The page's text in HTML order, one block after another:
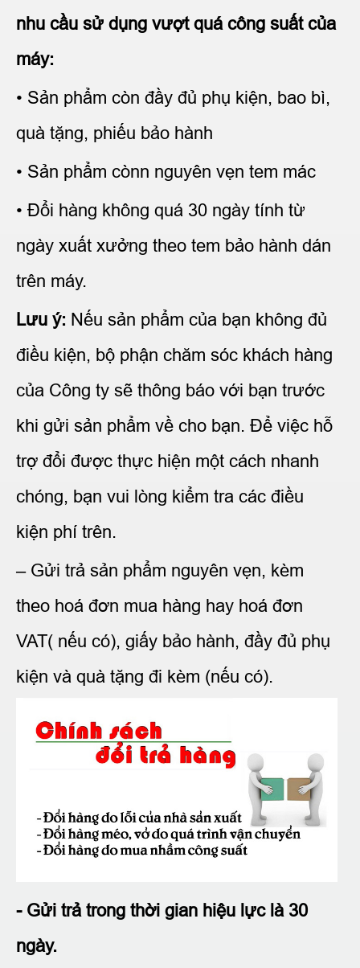
nhu cầu sử dụng vượt quá công suất của
máy:
• Sản phẩm còn đầy đủ phụ kiện, bao bì,
quà tặng, phiếu bảo hành
• Sản phẩm cònn nguyên vẹn tem mác
• Đổi hàng không quá 30 ngày tính từ
ngày xuất xưởng theo tem bảo hành dán
trên máy.
Lưu ý: Nếu sản phẩm của bạn không đủ
điều kiện, bộ phận chăm sóc khách hàng
của Công ty sẽ thông báo với bạn trước
khi gửi sản phẩm về cho bạn. Để việc hỗ
trợ đổi được thực hiện một cách nhanh
chóng, bạn vui lòng kiểm tra các điều
kiện phí trên.
– Gửi trả sản phẩm nguyên vẹn, kèm
theo hoá đơn mua hàng hay hoá đơn
VAT( nếu có), giấy bảo hành, đầy đủ phụ
kiện và quà tặng đi kèm (nếu có).
- Gửi trả trong thời gian hiệu lực là 30
ngày.